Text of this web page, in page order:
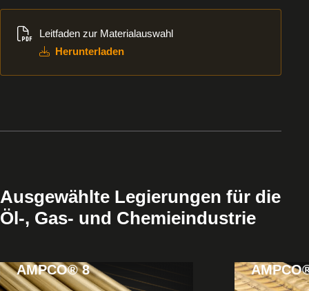
Leitfaden zur Materialauswahl
Herunterladen
Ausgewählte Legierungen für die
Öl-, Gas- und Chemieindustrie
ViewAMPCO® 8
View